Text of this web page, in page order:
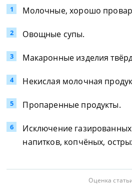
Молочные, хорошо
Овощные супы.
Макаронные изделия
Некислая молочная
Пропаренные продукты.
Исключение
напитков, копчёных,
Оценка